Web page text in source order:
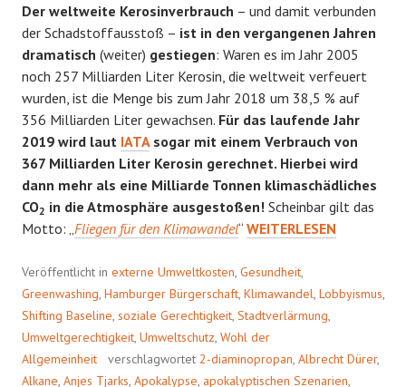
Der weltweite Kerosinverbrauch – und damit verbunden
der Schadstoffausstoß – ist in den vergangenen Jahren
dramatisch (weiter) gestiegen: Waren es im Jahr 2005
noch 257 Milliarden Liter Kerosin, die weltweit verfeuert
wurden, ist die Menge bis zum Jahr 2018 um 38,5 % auf
356 Milliarden Liter gewachsen. Für das laufende Jahr
2019 wird laut IATAsogar mit einem Verbrauch von
367 Milliarden Liter Kerosin gerechnet. Hierbei wird
dann mehr als eine Milliarde Tonnen klimaschädliches
CO2 in die Atmosphäre ausgestoßen! Scheinbar gilt das
Motto: „Fliegen für den Klimawandel“ PALMÖL
DIE
ÖKOFLIEGER?
WEITERLESEN
Veröffentlicht in externe Umweltkosten, Gesundheit,
Greenwashing, Hamburger Bürgerschaft, Klimawandel, Lobbyismus,
Shifting Baseline, soziale Gerechtigkeit, Stadtverlärmung,
Umweltgerechtigkeit, Umweltschutz, Wohl der
Allgemeinheit
verschlagwortet 2-diaminopropan, Albrecht Dürer,
Alkane, Anjes Tjarks, Apokalypse, apokalyptischen Szenarien,